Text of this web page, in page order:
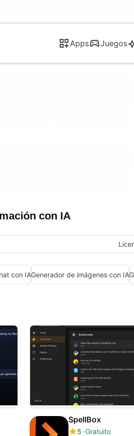
Apps Juegos
con IA
con IAGenerador de imágenes con IA
SpellBox
5 Gratuito